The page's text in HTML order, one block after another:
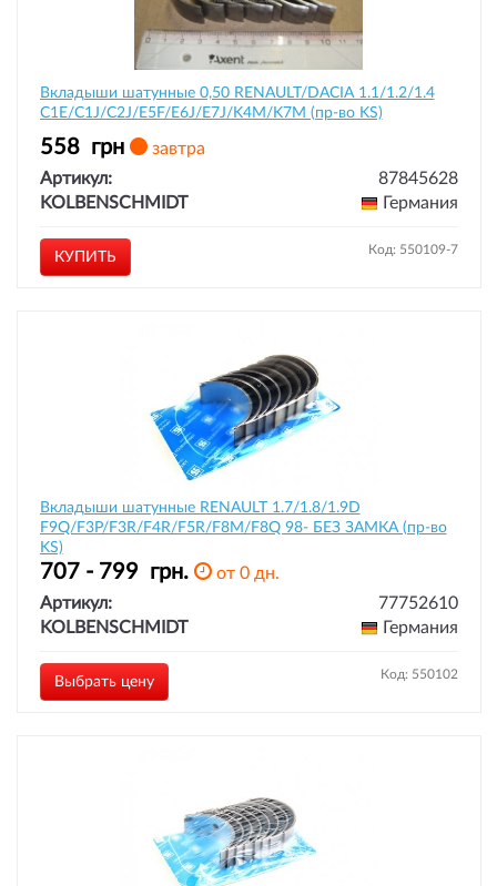
Вкладыши шатунные 0,50 RENAULT/DACIA 1.1/1.2/1.4
C1E/C1J/C2J/E5F/E6J/E7J/K4M/K7M (пр-во KS)
558 грн
завтра
Артикул:
87845628
KOLBENSCHMIDT
Германия
КУПИТЬ Код: 550109-7
Вкладыши шатунные RENAULT 1.7/1.8/1.9D
F9Q/F3P/F3R/F4R/F5R/F8M/F8Q 98- БЕЗ ЗАМКА (пр-во
KS)
707 - 799 грн.
от 0 дн.
Артикул:
77752610
KOLBENSCHMIDT
Германия
Выбрать цену Код: 550102